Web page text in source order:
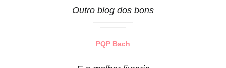
Outro blog dos bons
PQP Bach